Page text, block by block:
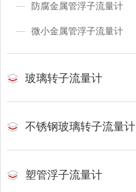
防腐金属管浮子流量计
微小金属管浮子流量计
玻璃转子流量计
不锈钢玻璃转子流量计
塑管浮子流量计